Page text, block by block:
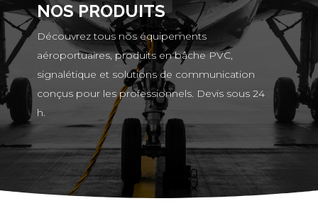
NOS PRODUITS
Découvrez tous nos équipements
aéroportuaires, produits en bâche PVC,
signalétique et solutions de communication
conçus pour les professionnels. Devis sous 24
h.